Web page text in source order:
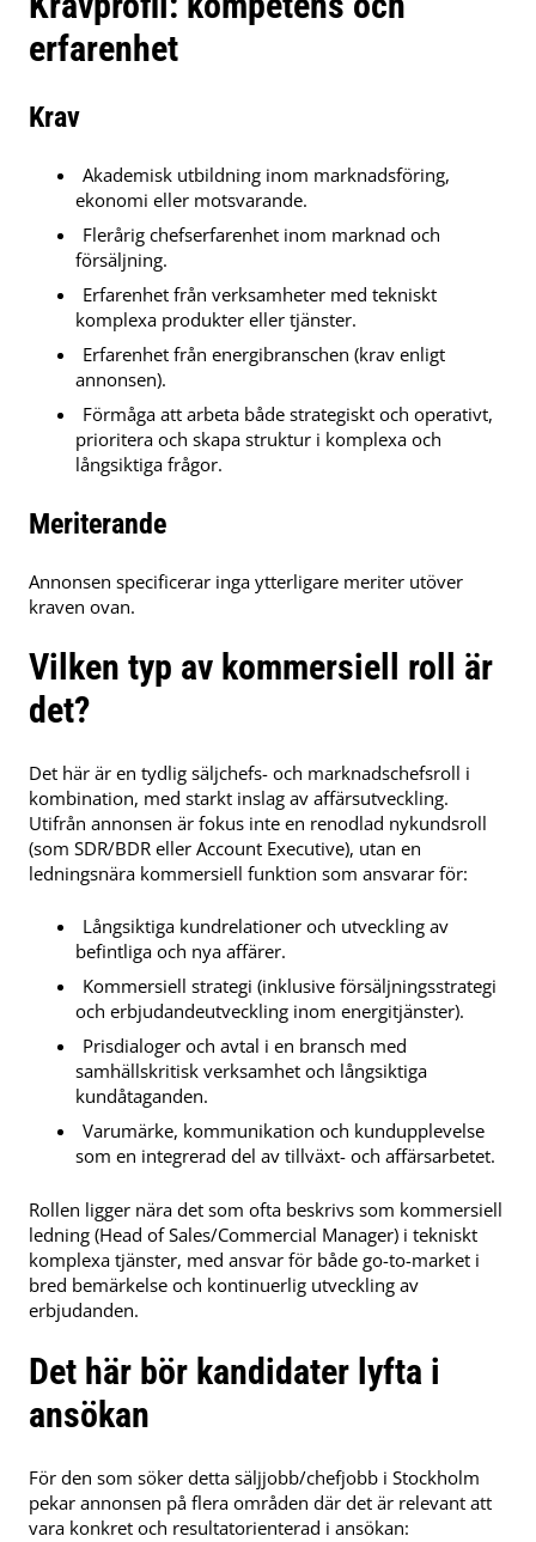
erfarenhet
Krav
Akademisk utbildning inom marknadsföring,
ekonomi eller motsvarande.
Flerårig chefserfarenhet inom marknad och
försäljning.
Erfarenhet från verksamheter med tekniskt
komplexa produkter eller tjänster.
Erfarenhet från energibranschen (krav enligt
annonsen).
Förmåga att arbeta både strategiskt och operativt,
prioritera och skapa struktur i komplexa och
långsiktiga frågor.
Meriterande
Annonsen specificerar inga ytterligare meriter utöver
kraven ovan.
Vilken typ av kommersiell roll är
det?
Det här är en tydlig säljchefs- och marknadschefsroll i
kombination, med starkt inslag av affärsutveckling.
Utifrån annonsen är fokus inte en renodlad nykundsroll
(som SDR/BDR eller Account Executive), utan en
ledningsnära kommersiell funktion som ansvarar för:
Långsiktiga kundrelationer och utveckling av
befintliga och nya affärer.
Kommersiell strategi (inklusive försäljningsstrategi
och erbjudandeutveckling inom energitjänster).
Prisdialoger och avtal i en bransch med
samhällskritisk verksamhet och långsiktiga
kundåtaganden.
Varumärke, kommunikation och kundupplevelse
som en integrerad del av tillväxt- och affärsarbetet.
Rollen ligger nära det som ofta beskrivs som kommersiell
ledning (Head of Sales/Commercial Manager) i tekniskt
komplexa tjänster, med ansvar för både go-to-market i
bred bemärkelse och kontinuerlig utveckling av
erbjudanden.
Det här bör kandidater lyfta i
ansökan
För den som söker detta säljjobb/chefjobb i Stockholm
pekar annonsen på flera områden där det är relevant att
vara konkret och resultatorienterad i ansökan: